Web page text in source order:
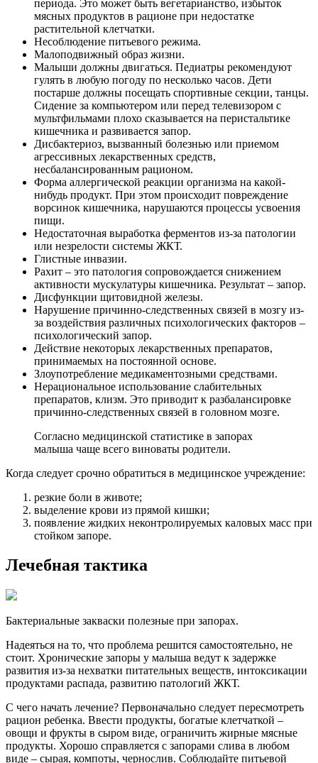
периода. Это может быть вегетарианство, избыток
мясных продуктов в рационе при недостатке
растительной клетчатки.
Несоблюдение питьевого режима.
Малоподвижный образ жизни.
Малыши должны двигаться. Педиатры рекомендуют
гулять в любую погоду по несколько часов. Дети
постарше должны посещать спортивные секции, танцы.
Сидение за компьютером или перед телевизором с
мультфильмами плохо сказывается на перистальтике
кишечника и развивается запор.
Дисбактериоз, вызванный болезнью или приемом
агрессивных лекарственных средств,
несбалансированным рационом.
Форма аллергической реакции организма на какой-
нибудь продукт. При этом происходит повреждение
ворсинок кишечника, нарушаются процессы усвоения
пищи.
Недостаточная выработка ферментов из-за патологии
или незрелости системы ЖКТ.
Глистные инвазии.
Рахит – это патология сопровождается снижением
активности мускулатуры кишечника. Результат – запор.
Дисфункции щитовидной железы.
Нарушение причинно-следственных связей в мозгу из-
за воздействия различных психологических факторов –
психологический запор.
Действие некоторых лекарственных препаратов,
принимаемых на постоянной основе.
Злоупотребление медикаментозными средствами.
Нерациональное использование слабительных
препаратов, клизм. Это приводит к разбалансировке
причинно-следственных связей в головном мозге.
Согласно медицинской статистике в запорах
малыша чаще всего виноваты родители.
Когда следует срочно обратиться в медицинское учреждение:
резкие боли в животе;
выделение крови из прямой кишки;
появление жидких неконтролируемых каловых масс при
стойком запоре.
Лечебная тактика
Бактериальные закваски полезные при запорах.
Надеяться на то, что проблема решится самостоятельно, не
стоит. Хронические запоры у малыша ведут к задержке
развития из-за нехватки питательных веществ, интоксикации
продуктами распада, развитию патологий ЖКТ.
С чего начать лечение? Первоначально следует пересмотреть
рацион ребенка. Ввести продукты, богатые клетчаткой –
овощи и фрукты в сыром виде, ограничить жирные мясные
продукты. Хорошо справляется с запорами слива в любом
виде – сырая, компоты, чернослив. Соблюдайте питьевой